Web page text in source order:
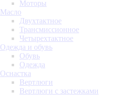
Моторы
Масло
Двухтактное
Трансмиссионное
Четырехтактное
Одежда и обувь
Обувь
Одежда
Оснастка
Вертлюги
Вертлюги с застежками